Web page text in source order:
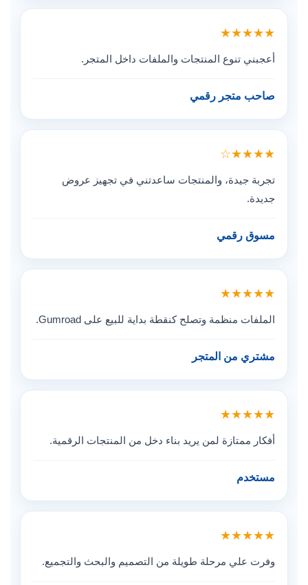
★★★★★
أعجبني تنوع المنتجات والملفات داخل المتجر.
صاحب متجر رقمي
★★★★☆
تجربة جيدة، والمنتجات ساعدتني في تجهيز عروض
جديدة.
مسوق رقمي
★★★★★
الملفات منظمة وتصلح كنقطة بداية للبيع على Gumroad.
مشتري من المتجر
★★★★★
أفكار ممتازة لمن يريد بناء دخل من المنتجات الرقمية.
مستخدم
★★★★★
وفرت علي مرحلة طويلة من التصميم والبحث والتجميع.